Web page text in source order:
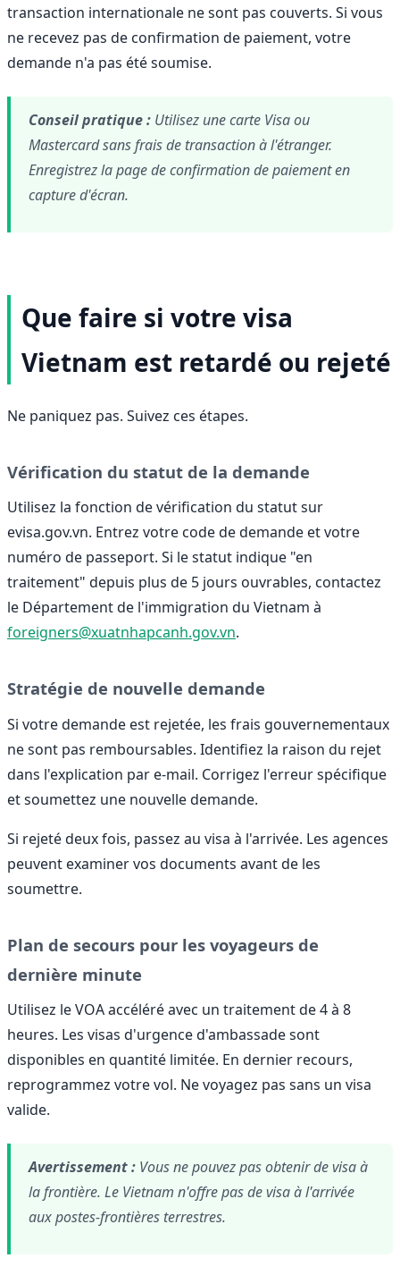
transaction internationale ne sont pas couverts. Si vous
ne recevez pas de confirmation de paiement, votre
demande n'a pas été soumise.
Conseil pratique : Utilisez une carte Visa ou
Mastercard sans frais de transaction à l'étranger.
Enregistrez la page de confirmation de paiement en
capture d'écran.
Que faire si votre visa
Vietnam est retardé ou rejeté
Ne paniquez pas. Suivez ces étapes.
Vérification du statut de la demande
Utilisez la fonction de vérification du statut sur
evisa.gov.vn. Entrez votre code de demande et votre
numéro de passeport. Si le statut indique "en
traitement" depuis plus de 5 jours ouvrables, contactez
le Département de l'immigration du Vietnam à
foreigners@xuatnhapcanh.gov.vn.
Stratégie de nouvelle demande
Si votre demande est rejetée, les frais gouvernementaux
ne sont pas remboursables. Identifiez la raison du rejet
dans l'explication par e-mail. Corrigez l'erreur spécifique
et soumettez une nouvelle demande.
Si rejeté deux fois, passez au visa à l'arrivée. Les agences
peuvent examiner vos documents avant de les
soumettre.
Plan de secours pour les voyageurs de
dernière minute
Utilisez le VOA accéléré avec un traitement de 4 à 8
heures. Les visas d'urgence d'ambassade sont
disponibles en quantité limitée. En dernier recours,
reprogrammez votre vol. Ne voyagez pas sans un visa
valide.
Avertissement : Vous ne pouvez pas obtenir de visa à
la frontière. Le Vietnam n'offre pas de visa à l'arrivée
aux postes-frontières terrestres.